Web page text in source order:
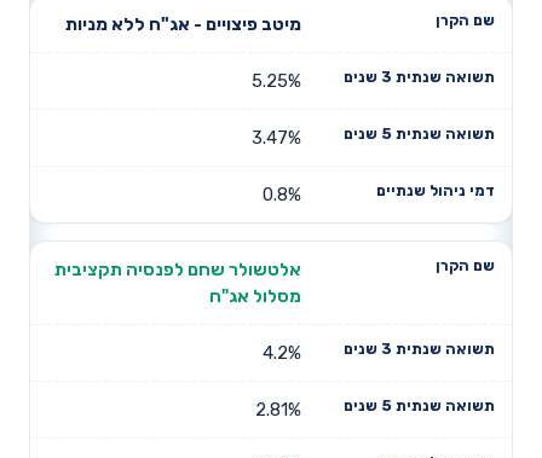
מיטב פיצויים - אג"ח ללא מניות
5.25%
3.47%
0.8%
אלטשולר שחם לפנסיה תקציבית
מסלול אג"ח
4.2%
2.81%